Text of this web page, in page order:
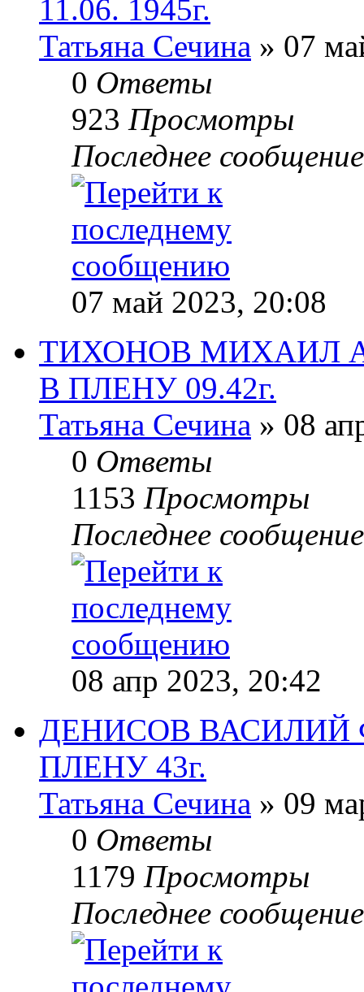
11.06. 1945г.
Татьяна Сечина » 07
0 Ответы
923 Просмотры
Последнее
07 май 2023, 20:08
ТИХОНОВ МИХАИЛ
В ПЛЕНУ 09.42г.
Татьяна Сечина » 08
0 Ответы
1153 Просмотры
Последнее
08 апр 2023, 20:42
ДЕНИСОВ ВАСИЛИЙ
ПЛЕНУ 43г.
Татьяна Сечина » 09
0 Ответы
1179 Просмотры
Последнее